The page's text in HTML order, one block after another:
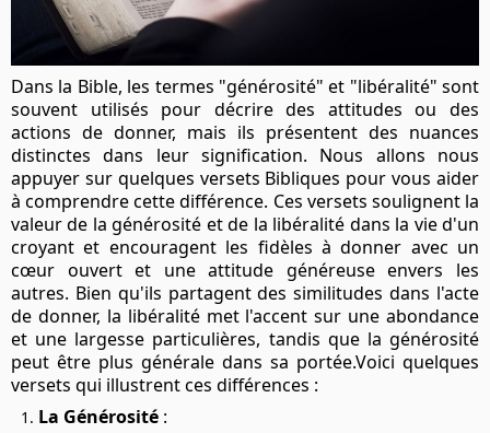
Dans la Bible, les termes "générosité" et "libéralité" sont
souvent utilisés pour décrire des attitudes ou des
actions de donner, mais ils présentent des nuances
distinctes dans leur signification. Nous allons nous
appuyer sur quelques versets Bibliques pour vous aider
à comprendre cette différence. Ces versets soulignent la
valeur de la générosité et de la libéralité dans la vie d'un
croyant et encouragent les fidèles à donner avec un
cœur ouvert et une attitude généreuse envers les
autres. Bien qu'ils partagent des similitudes dans l'acte
de donner, la libéralité met l'accent sur une abondance
et une largesse particulières, tandis que la générosité
peut être plus générale dans sa portée.Voici quelques
versets qui illustrent ces différences :
La Générosité :